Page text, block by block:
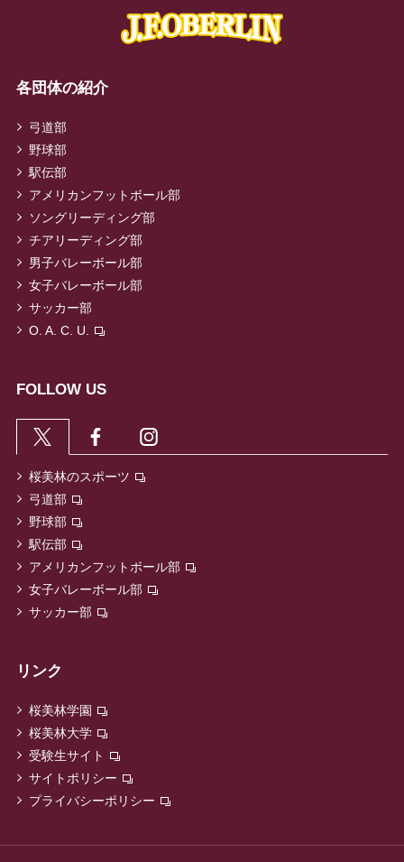
各団体の紹介
弓道部
野球部
駅伝部
アメリカンフットボール部
ソングリーディング部
チアリーディング部
男子バレーボール部
女子バレーボール部
サッカー部
O. A. C. U.
FOLLOW US
桜美林のスポーツ
弓道部
野球部
駅伝部
アメリカンフットボール部
女子バレーボール部
サッカー部
リンク
桜美林学園
桜美林大学
受験生サイト
サイトポリシー
プライバシーポリシー